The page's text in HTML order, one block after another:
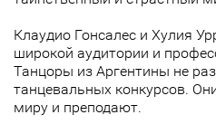
Клаудио Гонсалес и Хулия
широкой аудитории и
Танцоры из Аргентины не
танцевальных конкурсов.
миру и преподают.